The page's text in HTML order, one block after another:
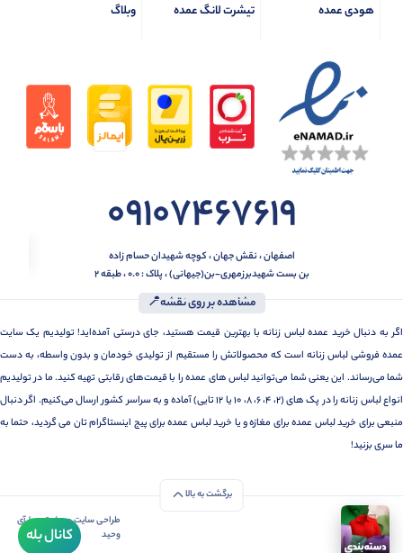
کانال بله
هودی عمده
تیشرت لانگ عمده
وبلاگ
09107467619
اصفهان ، نقش جهان ، کوچه شهیدان حسام زاده
بن بست شهیدبرزمهری-بن(جیهانی) ، پلاک : 0.0 ، طبقه 2
مشاهده بر روی نقشه📍
اگر به دنبال خرید عمده لباس زنانه با بهترین قیمت هستید، جای درستی آمده‌اید! تولیدیم یک سایت
عمده فروشی لباس زنانه است که محصولاتش را مستقیم از تولیدی خودمان و بدون واسطه، به دست
شما می‌رساند. این یعنی شما می‌توانید لباس های عمده را با قیمت‌های رقابتی تهیه کنید. ما در تولیدیم
انواع لباس زنانه را در پک های (2، 4، 6، 8، 10 یا 12 تایی) آماده و به سراسر کشور ارسال می‌کنیم. اگر دنبال
منبعی برای خرید لباس عمده برای مغازه و یا خرید لباس عمده برای پیج اینستاگرام تان می گردید، حتما به
ما سری بزنید!
برگشت به بالا
طراحی سایت و سئو توسط آی
وحید